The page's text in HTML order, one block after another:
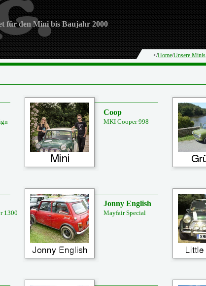
für den Mini bis Baujahr 2000
>/Home/Unsere Minis
Coop
MKI Cooper 998
1300
Jonny English
Mayfair Special